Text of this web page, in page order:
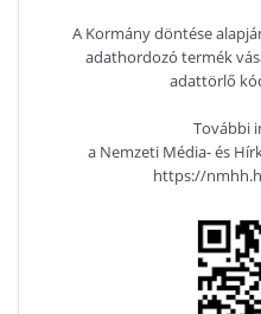
A Kormány döntése
adathordozó termék
adattörlő
További
a Nemzeti Média- és
https://